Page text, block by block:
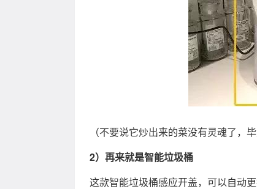
（不要说它炒出来的菜没有灵魂了，
2）再来就是智能垃圾桶
这款智能垃圾桶感应开盖，可以自动